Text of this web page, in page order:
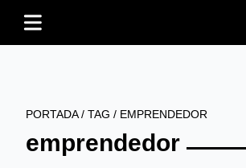
PORTADA/ TAG / EMPRENDEDOR
emprendedor